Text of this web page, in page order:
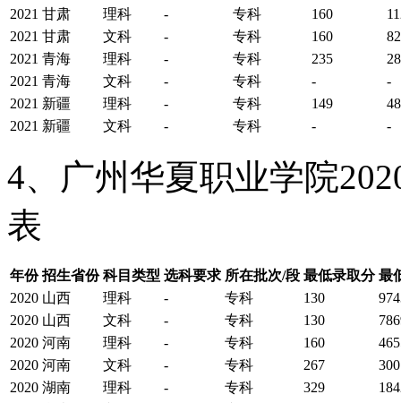
2021 甘肃 理科 - 专科 160
2021 甘肃 文科 - 专科 160
2021 青海 理科 - 专科 235
2021 青海 文科 - 专科 -
-
2021 新疆 理科 - 专科 149
2021 新疆 文科 - 专科 - -
4、广州华夏职业学院
表
年份 招生省份 科目类型 选科要求 所在批次/段 最低录取分 最
2020 山西 理科 - 专科 130
2020 山西 文科 - 专科 130
2020 河南 理科 - 专科 160
2020 河南 文科 - 专科 267
2020 湖南 理科 - 专科 329